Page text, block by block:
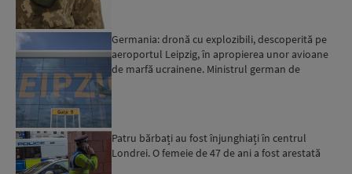
Germania: dronă cu explozibili, descoperită pe
aeroportul Leipzig, în apropierea unor avioane
de marfă ucrainene. Ministrul german de
Patru bărbați au fost înjunghiați în centrul
Londrei. O femeie de 47 de ani a fost arestată